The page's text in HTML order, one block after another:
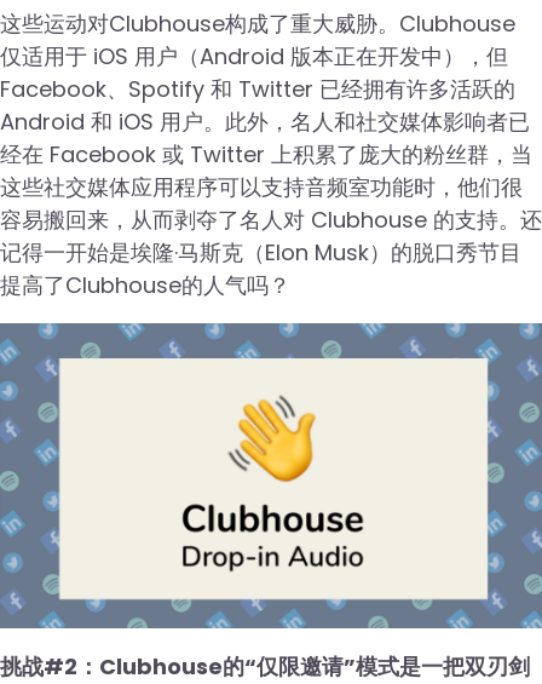
这些运动对Clubhouse构成了重大威胁。Clubhouse
仅适用于 iOS 用户（Android 版本正在开发中），但
Facebook、Spotify 和 Twitter 已经拥有许多活跃的
Android 和 iOS 用户。此外，名人和社交媒体影响者已
经在 Facebook 或 Twitter 上积累了庞大的粉丝群，当
这些社交媒体应用程序可以支持音频室功能时，他们很
容易搬回来，从而剥夺了名人对 Clubhouse 的支持。还
记得一开始是埃隆·马斯克（Elon Musk）的脱口秀节目
提高了Clubhouse的人气吗？
挑战#2：Clubhouse的“仅限邀请”模式是一把双刃剑